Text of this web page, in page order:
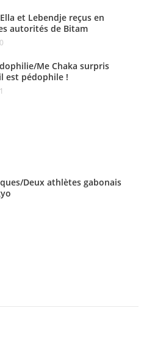
et Lebendje reçus en
autorités de Bitam
Me Chaka surpris
est pédophile !
Deux athlètes gabonais